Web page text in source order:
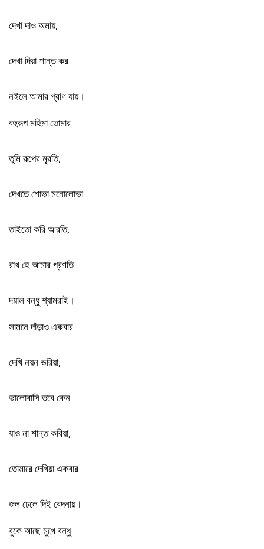
দেখা দাও অমায়,
দেখা দিয়া শান্ত কর
নইলে আমার প্রাণ যায়।
বহুরূপ মহিমা তোমার
তুমি রূপের মূরতি,
দেখতে শোভা মনোলোভা
তাইতো করি আরতি,
রাখ হে আমার প্রণতি
দয়াল বন্ধু শ্যামরাই।
সামনে দাঁড়াও একবার
দেখি নয়ন ভরিয়া,
ভালোবাসি তবে কেন
যাও না শান্ত করিয়া,
তোমারে দেখিয়া একবার
জল ঢেলে দিই বেদনায়।
বুকে আছে মুখে বন্ধু